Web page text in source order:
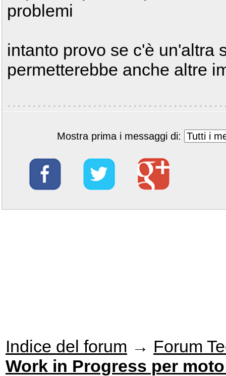
problemi
intanto provo se c'è un'altra
permetterebbe anche altre
Mostra prima i messaggi di:
Indice del forum → Forum
Work in Progress per